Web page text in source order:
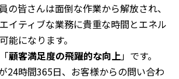
の皆さんは面倒な作業から解放され、
イティブな業務に貴重な時間とエネル
能になります。
顧客満足度の飛躍的な向上」です。
24時間365日、お客様からの問い合わ